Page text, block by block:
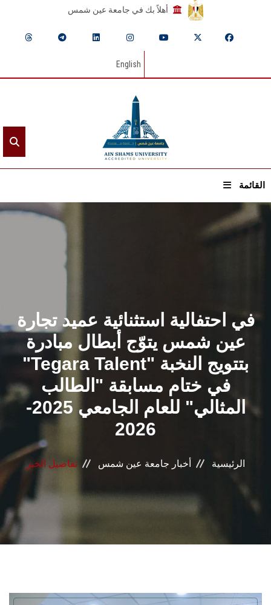
أهلاً بك في جامعة عين شمس
English
القائمة
الرئيسيـة
الشئون الأكاديمية
البحث العلمي
الرعاية الصحية
المراكز والوحدات
الأنظمة الذكية
تواصل معنا
في احتفالية استثنائية عميد تجارة
عين شمس يتوّج أبطال مبادرة
"Tegara Talent" بتتويج النخبة
في ختام مسابقة "الطالب
المثالي" للعام الجامعي 2025-
2026
الرئيسية أخبار جامعة عين شمس تفاصيل الخبر